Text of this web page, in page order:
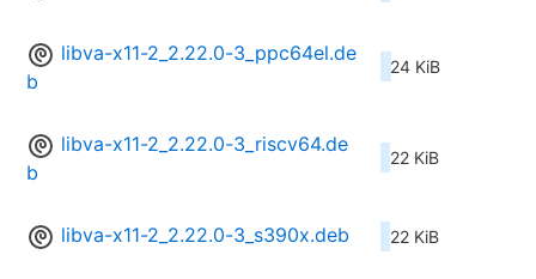
libva-x11-2_2.22.0-3_ppc64el.de
b
24 KiB
libva-x11-2_2.22.0-3_riscv64.de
b
22 KiB
libva-x11-2_2.22.0-3_s390x.deb 22 KiB